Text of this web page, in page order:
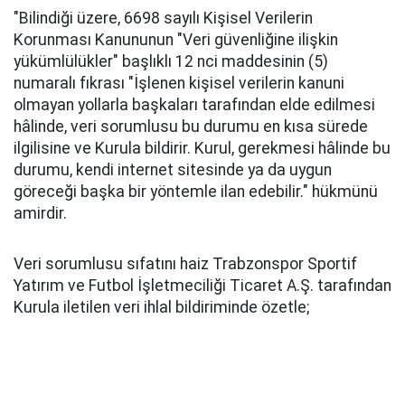
"Bilindiği üzere, 6698 sayılı Kişisel Verilerin
Korunması Kanununun "Veri güvenliğine ilişkin
yükümlülükler" başlıklı 12 nci maddesinin (5)
numaralı fıkrası "İşlenen kişisel verilerin kanuni
olmayan yollarla başkaları tarafından elde edilmesi
hâlinde, veri sorumlusu bu durumu en kısa sürede
ilgilisine ve Kurula bildirir. Kurul, gerekmesi hâlinde bu
durumu, kendi internet sitesinde ya da uygun
göreceği başka bir yöntemle ilan edebilir." hükmünü
amirdir.
Veri sorumlusu sıfatını haiz Trabzonspor Sportif
Yatırım ve Futbol İşletmeciliği Ticaret A.Ş. tarafından
Kurula iletilen veri ihlal bildiriminde özetle;